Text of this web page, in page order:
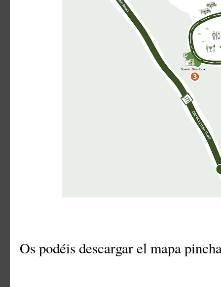
Os podéis descargar el mapa